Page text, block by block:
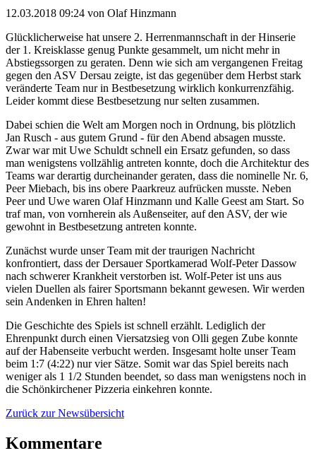
12.03.2018 09:24 von Olaf Hinzmann
Glücklicherweise hat unsere 2. Herrenmannschaft in der Hinserie
der 1. Kreisklasse genug Punkte gesammelt, um nicht mehr in
Abstiegssorgen zu geraten. Denn wie sich am vergangenen Freitag
gegen den ASV Dersau zeigte, ist das gegenüber dem Herbst stark
veränderte Team nur in Bestbesetzung wirklich konkurrenzfähig.
Leider kommt diese Bestbesetzung nur selten zusammen.
Dabei schien die Welt am Morgen noch in Ordnung, bis plötzlich
Jan Rusch - aus gutem Grund - für den Abend absagen musste.
Zwar war mit Uwe Schuldt schnell ein Ersatz gefunden, so dass
man wenigstens vollzählig antreten konnte, doch die Architektur des
Teams war derartig durcheinander geraten, dass die nominelle Nr. 6,
Peer Miebach, bis ins obere Paarkreuz aufrücken musste. Neben
Peer und Uwe waren Olaf Hinzmann und Kalle Geest am Start. So
traf man, von vornherein als Außenseiter, auf den ASV, der wie
gewohnt in Bestbesetzung antreten konnte.
Zunächst wurde unser Team mit der traurigen Nachricht
konfrontiert, dass der Dersauer Sportkamerad Wolf-Peter Dassow
nach schwerer Krankheit verstorben ist. Wolf-Peter ist uns aus
vielen Duellen als fairer Sportsmann bekannt gewesen. Wir werden
sein Andenken in Ehren halten!
Die Geschichte des Spiels ist schnell erzählt. Lediglich der
Ehrenpunkt durch einen Viersatzsieg von Olli gegen Zube konnte
auf der Habenseite verbucht werden. Insgesamt holte unser Team
beim 1:7 (4:22) nur vier Sätze. Somit war das Spiel bereits nach
weniger als 1 1/2 Stunden beendet, so dass man wenigstens noch in
die Schönkirchener Pizzeria einkehren konnte.
Zurück zur Newsübersicht
Kommentare